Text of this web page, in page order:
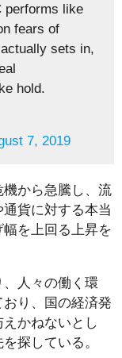
performs like
fears of
sets in,
hold.
7, 2019
から急騰し、流
貨に対する本当
を上回る上昇を
人々の働く環
り、国の経済発
かねないとし
探している。